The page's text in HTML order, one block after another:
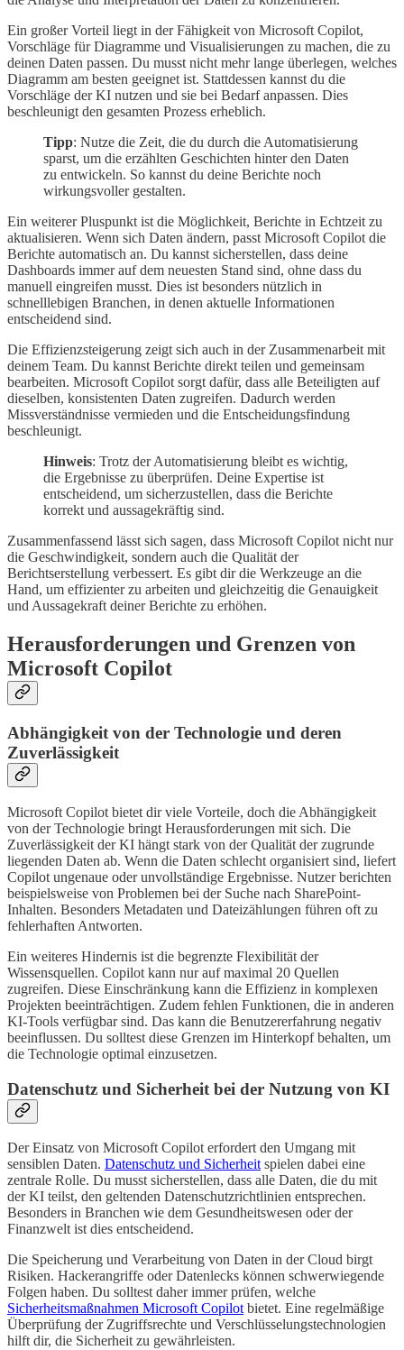
Ein großer Vorteil liegt in der Fähigkeit von Microsoft Copilot,
Vorschläge für Diagramme und Visualisierungen zu machen, die zu
deinen Daten passen. Du musst nicht mehr lange überlegen, welches
Diagramm am besten geeignet ist. Stattdessen kannst du die
Vorschläge der KI nutzen und sie bei Bedarf anpassen. Dies
beschleunigt den gesamten Prozess erheblich.
Tipp: Nutze die Zeit, die du durch die Automatisierung
sparst, um die erzählten Geschichten hinter den Daten
zu entwickeln. So kannst du deine Berichte noch
wirkungsvoller gestalten.
Ein weiterer Pluspunkt ist die Möglichkeit, Berichte in Echtzeit zu
aktualisieren. Wenn sich Daten ändern, passt Microsoft Copilot die
Berichte automatisch an. Du kannst sicherstellen, dass deine
Dashboards immer auf dem neuesten Stand sind, ohne dass du
manuell eingreifen musst. Dies ist besonders nützlich in
schnelllebigen Branchen, in denen aktuelle Informationen
entscheidend sind.
Die Effizienzsteigerung zeigt sich auch in der Zusammenarbeit mit
deinem Team. Du kannst Berichte direkt teilen und gemeinsam
bearbeiten. Microsoft Copilot sorgt dafür, dass alle Beteiligten auf
dieselben, konsistenten Daten zugreifen. Dadurch werden
Missverständnisse vermieden und die Entscheidungsfindung
beschleunigt.
Hinweis: Trotz der Automatisierung bleibt es wichtig,
die Ergebnisse zu überprüfen. Deine Expertise ist
entscheidend, um sicherzustellen, dass die Berichte
korrekt und aussagekräftig sind.
Zusammenfassend lässt sich sagen, dass Microsoft Copilot nicht nur
die Geschwindigkeit, sondern auch die Qualität der
Berichtserstellung verbessert. Es gibt dir die Werkzeuge an die
Hand, um effizienter zu arbeiten und gleichzeitig die Genauigkeit
und Aussagekraft deiner Berichte zu erhöhen.
Herausforderungen und Grenzen von
Microsoft Copilot
Abhängigkeit von der Technologie und deren
Zuverlässigkeit
Microsoft Copilot bietet dir viele Vorteile, doch die Abhängigkeit
von der Technologie bringt Herausforderungen mit sich. Die
Zuverlässigkeit der KI hängt stark von der Qualität der zugrunde
liegenden Daten ab. Wenn die Daten schlecht organisiert sind, liefert
Copilot ungenaue oder unvollständige Ergebnisse. Nutzer berichten
beispielsweise von Problemen bei der Suche nach SharePoint-
Inhalten. Besonders Metadaten und Dateizählungen führen oft zu
fehlerhaften Antworten.
Ein weiteres Hindernis ist die begrenzte Flexibilität der
Wissensquellen. Copilot kann nur auf maximal 20 Quellen
zugreifen. Diese Einschränkung kann die Effizienz in komplexen
Projekten beeinträchtigen. Zudem fehlen Funktionen, die in anderen
KI-Tools verfügbar sind. Das kann die Benutzererfahrung negativ
beeinflussen. Du solltest diese Grenzen im Hinterkopf behalten, um
die Technologie optimal einzusetzen.
Datenschutz und Sicherheit bei der Nutzung von KI
Der Einsatz von Microsoft Copilot erfordert den Umgang mit
sensiblen Daten. Datenschutz und Sicherheitspielen dabei eine
zentrale Rolle. Du musst sicherstellen, dass alle Daten, die du mit
der KI teilst, den geltenden Datenschutzrichtlinien entsprechen.
Besonders in Branchen wie dem Gesundheitswesen oder der
Finanzwelt ist dies entscheidend.
Die Speicherung und Verarbeitung von Daten in der Cloud birgt
Risiken. Hackerangriffe oder Datenlecks können schwerwiegende
Folgen haben. Du solltest daher immer prüfen, welche
Sicherheitsmaßnahmen Microsoft Copilotbietet. Eine regelmäßige
Überprüfung der Zugriffsrechte und Verschlüsselungstechnologien
hilft dir, die Sicherheit zu gewährleisten.